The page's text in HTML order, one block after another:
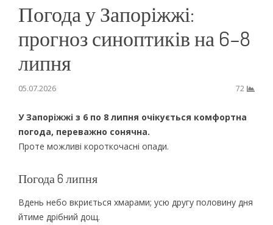
Погода у Запоріжжі:
прогноз синоптиків на 6–8
липня
05.07.2026 72
У Запоріжжі з 6 по 8 липня очікується комфортна
погода, переважно сонячна.
Проте можливі короткочасні опади.
Погода 6 липня
Вдень небо вкриється хмарами; усю другу половину дня
йтиме дрібний дощ.